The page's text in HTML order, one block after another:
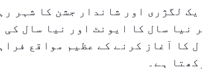
لگژری اور شاندار جشن کا شہر
نیا سال کا ایونٹ اور نیا سال کی
کا آغاز کرنے کے عظیم مواقع
ہے۔